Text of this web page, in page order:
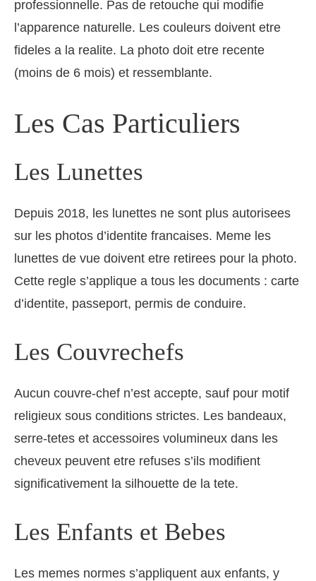
professionnelle. Pas de retouche qui modifie
l’apparence naturelle. Les couleurs doivent etre
fideles a la realite. La photo doit etre recente
(moins de 6 mois) et ressemblante.
Les Cas Particuliers
Les Lunettes
Depuis 2018, les lunettes ne sont plus autorisees
sur les photos d’identite francaises. Meme les
lunettes de vue doivent etre retirees pour la photo.
Cette regle s’applique a tous les documents : carte
d’identite, passeport, permis de conduire.
Les Couvrechefs
Aucun couvre-chef n’est accepte, sauf pour motif
religieux sous conditions strictes. Les bandeaux,
serre-tetes et accessoires volumineux dans les
cheveux peuvent etre refuses s’ils modifient
significativement la silhouette de la tete.
Les Enfants et Bebes
Les memes normes s’appliquent aux enfants, y